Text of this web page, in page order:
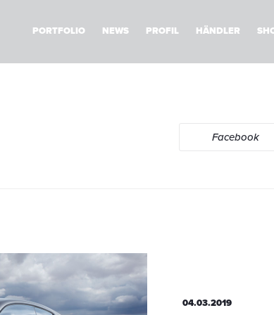
PORTFOLIO NEWS PROFIL HÄNDLER
Facebook
04.03.2019